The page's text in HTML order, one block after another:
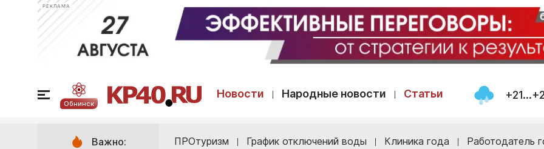
РЕКЛАМА
Обнинск
Новости Народные новости Статьи
Важно: ПРОтуризм График отключений воды Клиника года Работодатель